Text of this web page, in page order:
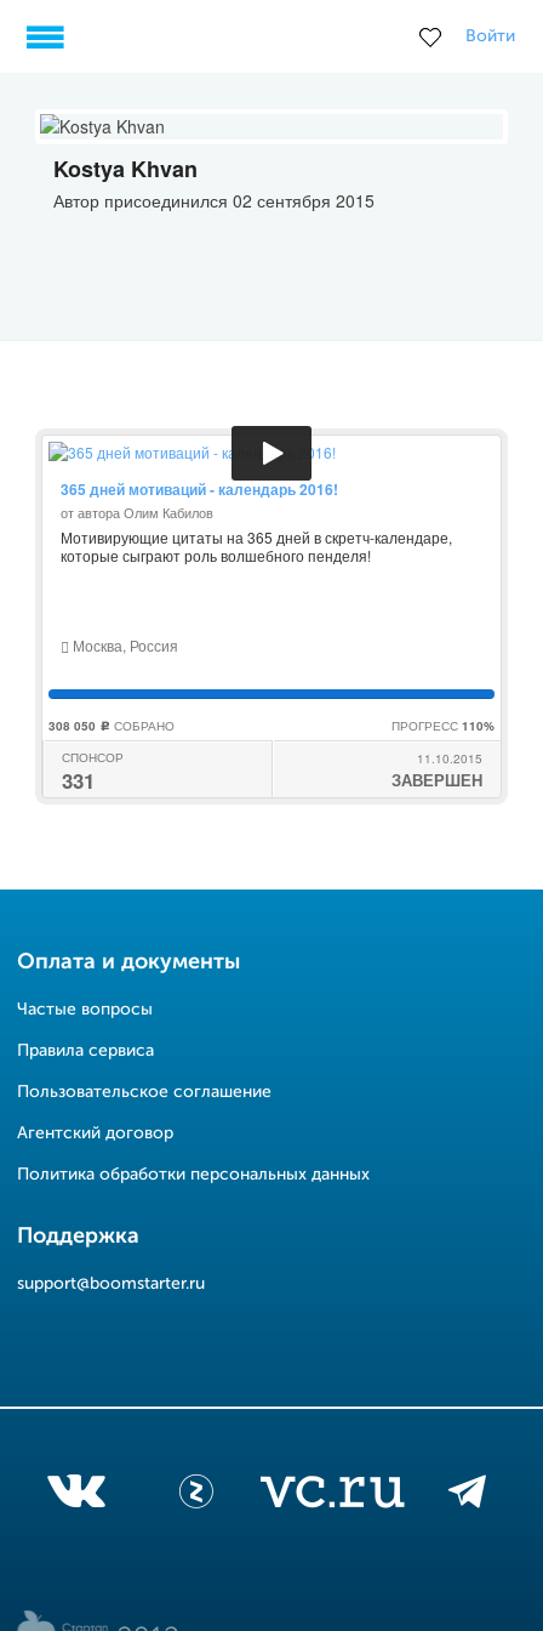
Войти
Kostya Khvan
Автор присоединился 02 сентября 2015
365 дней мотиваций - календарь 2016!
от автора Олим Кабилов
Мотивирующие цитаты на 365 дней в скретч-календаре,
которые сыграют роль волшебного пенделя!
Москва, Россия
308 050 c СОБРАНО ПРОГРЕСС 110%
СПОНСОР
331
11.10.2015
ЗАВЕРШЕН
Оплата и документы
Частые вопросы
Правила сервиса
Пользовательское соглашение
Агентский договор
Политика обработки персональных данных
Поддержка
support@boomstarter.ru